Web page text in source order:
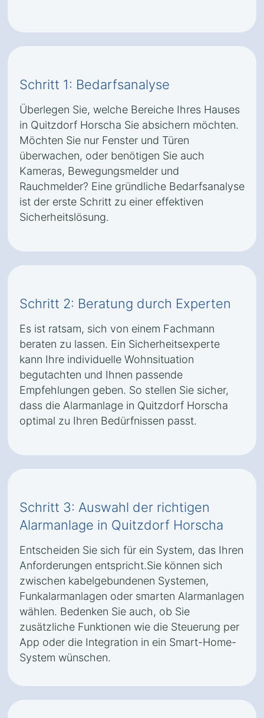
Schritt 1: Bedarfsanalyse
Überlegen Sie, welche Bereiche Ihres Hauses
in Quitzdorf Horscha Sie absichern möchten.
Möchten Sie nur Fenster und Türen
überwachen, oder benötigen Sie auch
Kameras, Bewegungsmelder und
Rauchmelder? Eine gründliche Bedarfsanalyse
ist der erste Schritt zu einer effektiven
Sicherheitslösung.
Schritt 2: Beratung durch Experten
Es ist ratsam, sich von einem Fachmann
beraten zu lassen. Ein Sicherheitsexperte
kann Ihre individuelle Wohnsituation
begutachten und Ihnen passende
Empfehlungen geben. So stellen Sie sicher,
dass die Alarmanlage in Quitzdorf Horscha
optimal zu Ihren Bedürfnissen passt.
Schritt 3: Auswahl der richtigen
Alarmanlage in Quitzdorf Horscha
Entscheiden Sie sich für ein System, das Ihren
Anforderungen entspricht.Sie können sich
zwischen kabelgebundenen Systemen,
Funkalarmanlagen oder smarten Alarmanlagen
wählen. Bedenken Sie auch, ob Sie
zusätzliche Funktionen wie die Steuerung per
App oder die Integration in ein Smart-Home-
System wünschen.